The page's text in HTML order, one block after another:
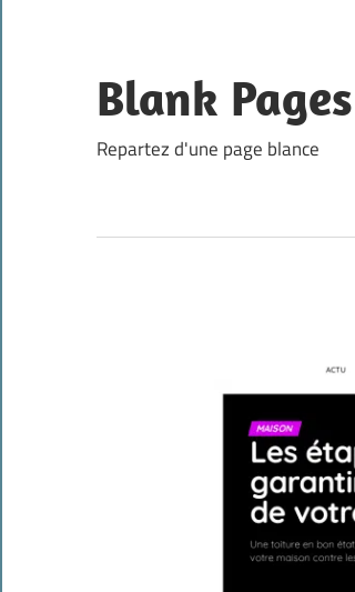
content
Blank Pages
Repartez d'une page blance